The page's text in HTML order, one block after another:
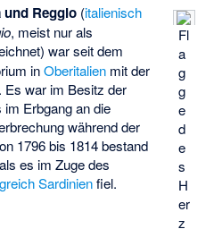
Fl
a
g
g
e
d
e
s
H
er
z
und Reggio (italienisch
, meist nur als
war seit dem
inOberitalien mit der
. Es war im Besitz der
im Erbgang an die
während der
1796 bis 1814 bestand
es im Zuge des
Sardinienfiel.